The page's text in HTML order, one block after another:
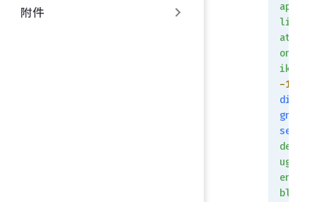
附件
app
lic
ati
on
ike
-1
dia
gno
se
deb
ug
ena
ble